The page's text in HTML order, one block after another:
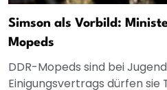
Simson als Vorbild:
Mopeds
DDR-Mopeds sind bei
Einigungsvertrags dürfen